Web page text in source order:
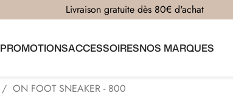
Livraison gratuite dès 80€ d'achat
PROMOTIONSACCESSOIRESNOS MARQUES
ON FOOT SNEAKER - 800